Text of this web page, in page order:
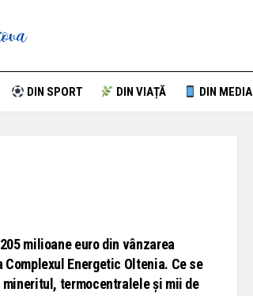
DIN SPORT DIN VIAȚĂ DIN MEDIA
milioane euro din vânzarea
Energetic Oltenia. Ce se
mineritul, termocentralele și mii de